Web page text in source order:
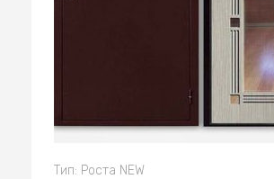
Тип: Роста NEW